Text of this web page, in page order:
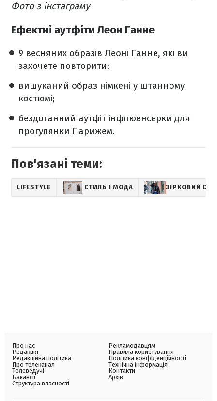
Фото з інстаграму
Ефектні аутфіти Леон Ганне
9 весняних образів Леоні Ганне, які ви
захочете повторити;
вишуканий образ німкені у штанному
костюмі;
бездоганний аутфітінфлюенсерки для
прогулянки Парижем.
Пов'язані теми:
LIFESTYLE СТИЛЬ І МОДА ЗІРКОВИЙ
Про нас
Редакція
Редакційна політика
Про телеканал
Телеведучі
Вакансії
Структура власності
Рекламодавцям
Правила користування
Політика конфіденційності
Технічна інформація
Контакти
Архів